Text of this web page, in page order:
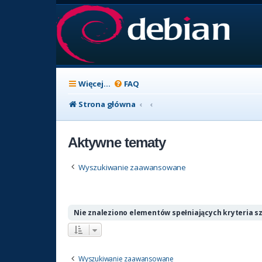
Więcej… FAQ
Strona główna
Aktywne tematy
Wyszukiwanie zaawansowane
Nie znaleziono elementów spełniających kryteria
Wyszukiwanie zaawansowane